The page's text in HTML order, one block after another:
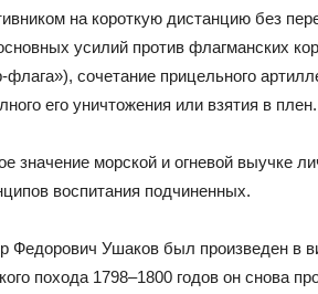
на короткую дистанцию без
усилий против флагманских
флага»), сочетание прицельного
его уничтожения или взятия в плен.
значение морской и огневой выучке
воспитания подчиненных.
Федорович Ушаков был произведен в
похода 1798–1800 годов он снова